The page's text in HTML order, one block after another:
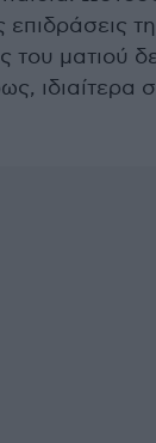
του ματιού
ιδιαίτερα